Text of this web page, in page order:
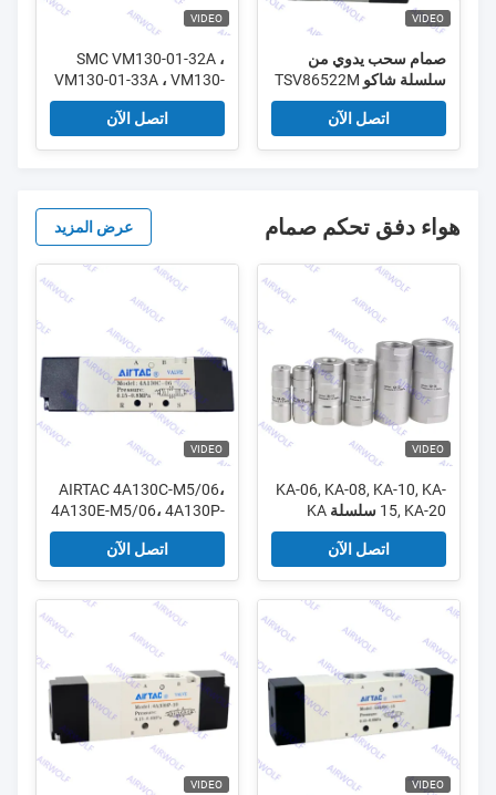
VIDEO
صمام سحب يدوي من
سلسلة شاكو TSV86522M
TSV86522S TSV98322M
TSV98322S 5/2way ، 3/2
اتصل الآن
VIDEO
SMC VM130-01-32A ،
VM130-01-33A ، VM130-
01-34A ، VM130-01-37A
اتصل الآن
هواء دفق تحكم صمام عرض المزيد
VIDEO
KA-06, KA-08, KA-10, KA-
15, KA-20 سلسلة KA
للتحكم في تدفق الهواء
صمام فحص أحادي الاتجاه
اتصل الآن
VIDEO
AIRTAC 4A130C-M5/06،
4A130E-M5/06، 4A130P-
M5/06 4A100 سلسلة 5/3
اتصل الآن
VIDEO
VIDEO